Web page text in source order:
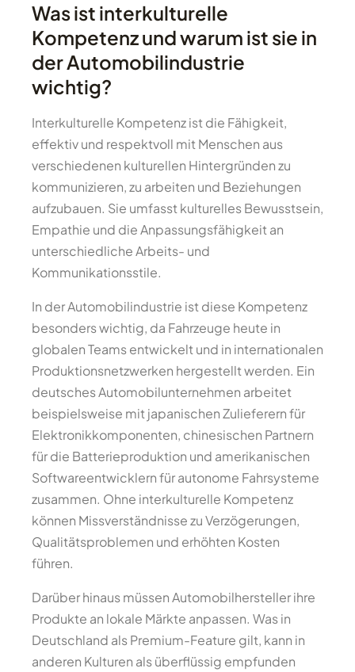
Was ist interkulturelle
Kompetenz und warum ist sie in
der Automobilindustrie
wichtig?
Interkulturelle Kompetenz ist die Fähigkeit,
effektiv und respektvoll mit Menschen aus
verschiedenen kulturellen Hintergründen zu
kommunizieren, zu arbeiten und Beziehungen
aufzubauen. Sie umfasst kulturelles Bewusstsein,
Empathie und die Anpassungsfähigkeit an
unterschiedliche Arbeits- und
Kommunikationsstile.
In der Automobilindustrie ist diese Kompetenz
besonders wichtig, da Fahrzeuge heute in
globalen Teams entwickelt und in internationalen
Produktionsnetzwerken hergestellt werden. Ein
deutsches Automobilunternehmen arbeitet
beispielsweise mit japanischen Zulieferern für
Elektronikkomponenten, chinesischen Partnern
für die Batterieproduktion und amerikanischen
Softwareentwicklern für autonome Fahrsysteme
zusammen. Ohne interkulturelle Kompetenz
können Missverständnisse zu Verzögerungen,
Qualitätsproblemen und erhöhten Kosten
führen.
Darüber hinaus müssen Automobilhersteller ihre
Produkte an lokale Märkte anpassen. Was in
Deutschland als Premium-Feature gilt, kann in
anderen Kulturen als überflüssig empfunden